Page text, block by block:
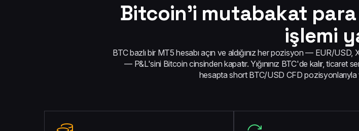
Bitcoin'i mutabakat
işlemi
BTC bazlı bir MT5 hesabı açın ve aldığınız her pozisyon — EUR/
— P&L'sini Bitcoin cinsinden kapatır. Yığınınız BTC'de kalır,
hesapta short BTC/USD CFD